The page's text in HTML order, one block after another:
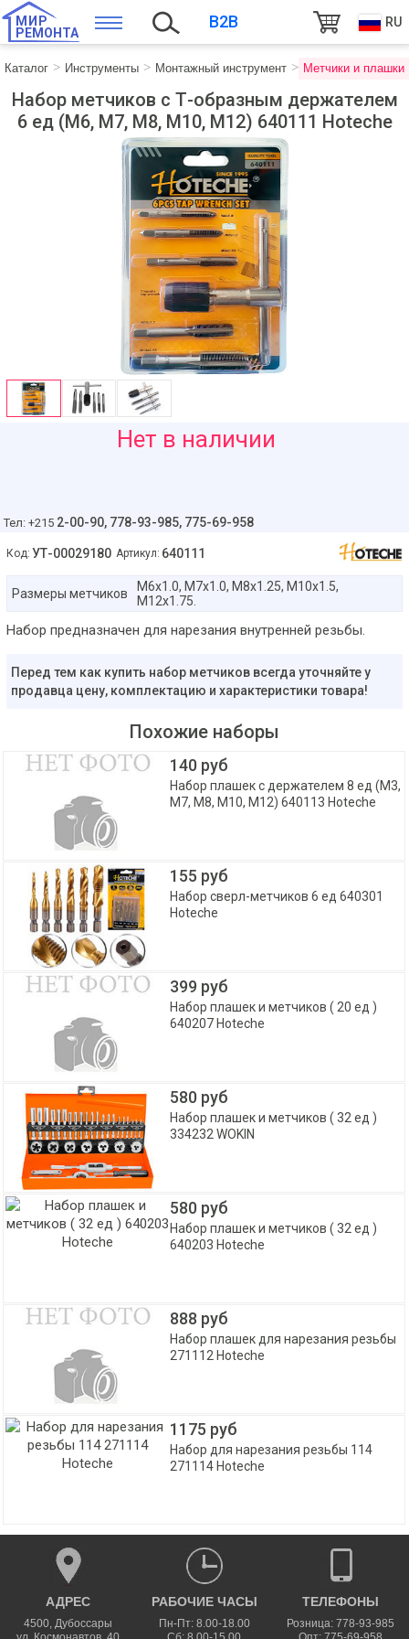
МИР
РЕМОНТА
B2B RU
Каталог Инструменты Монтажный инструмент Метчики и плашки
Набор метчиков с Т-образным держателем
6 ед (M6, M7, M8, M10, M12) 640111 Hoteche
Нет в наличии
Тел: +215 2-00-90, 778-93-985, 775-69-958
Код: УТ-00029180 Артикул: 640111
Размеры метчиков
M6x1.0, M7x1.0, M8x1.25, M10x1.5,
M12x1.75.
Набор предназначен для нарезания внутренней резьбы.
Перед тем как купить набор метчиков всегда уточняйте у
продавца цену, комплектацию и характеристики товара!
Похожие наборы
140 руб
Набор плашек с держателем 8 ед (M3,
M7, M8, M10, M12) 640113 Hoteche
155 руб
Набор сверл-метчиков 6 ед 640301
Hoteche
399 руб
Набор плашек и метчиков ( 20 ед )
640207 Hoteche
580 руб
Набор плашек и метчиков ( 32 ед )
334232 WOKIN
580 руб
Набор плашек и метчиков ( 32 ед )
640203 Hoteche
888 руб
Набор плашек для нарезания резьбы
271112 Hoteche
1175 руб
Набор для нарезания резьбы 114
271114 Hoteche
АДРЕС
4500,Дубоссары
РАБОЧИЕ ЧАСЫ
Пн-Пт: 8.00-18.00
ТЕЛЕФОНЫ
Розница: 778-93-985